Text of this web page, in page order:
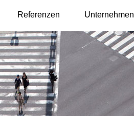
Referenzen Unternehmen